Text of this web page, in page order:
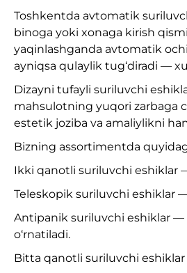
Toshkentda avtomatik
binoga yoki xonaga kirish
yaqinlashganda avtomatik
ayniqsa qulaylik tug‘diradi —
Dizayni tufayli suriluvchi
mahsulotning yuqori zarbaga
estetik joziba va amaliylikni
Bizning assortimentda
Ikki qanotli suriluvchi eshiklar
Teleskopik suriluvchi eshiklar
Antipanik suriluvchi eshiklar —
o‘rnatiladi.
Bitta qanotli suriluvchi